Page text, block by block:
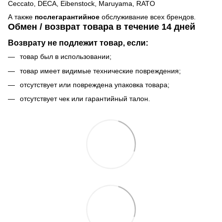
Ceccato, DECA, Eibenstock, Maruyama, RATO
А также послегарантийное обслуживание всех брендов.
Обмен / возврат товара в течение 14 дней
Возврату не подлежит товар, если:
товар был в использовании;
товар имеет видимые технические повреждения;
отсутствует или повреждена упаковка товара;
отсутствует чек или гарантийный талон.